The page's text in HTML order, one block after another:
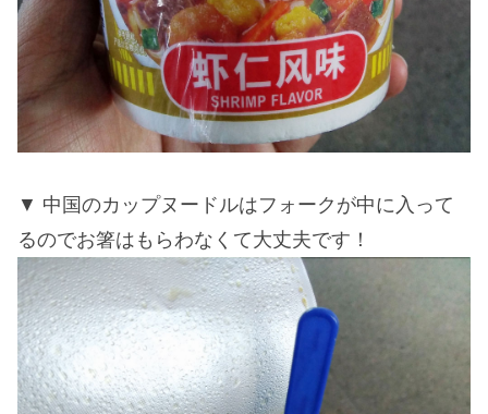
中国のカップヌードルはフォークが中に入って
るのでお箸はもらわなくて大丈夫です！